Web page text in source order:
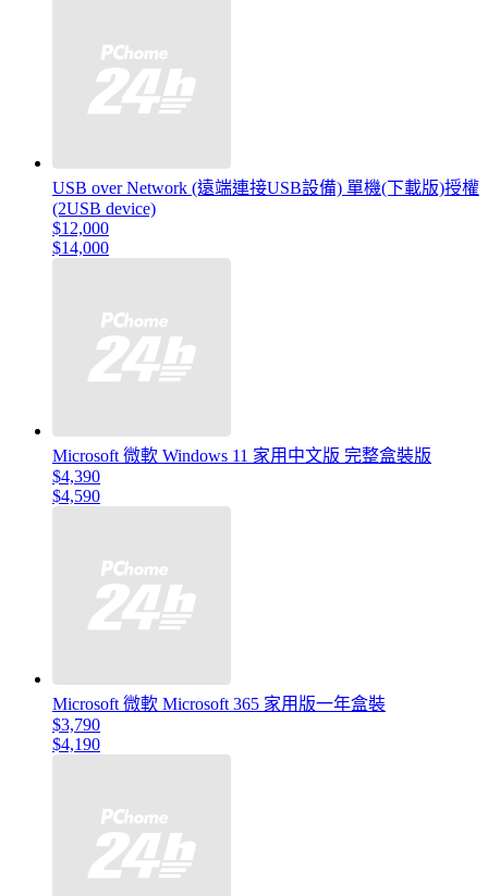
USB over Network (遠端連接USB設備) 單機(下載版)授權
(2USB device)
$12,000
$14,000
Microsoft 微軟 Windows 11 家用中文版 完整盒裝版
$4,390
$4,590
Microsoft 微軟 Microsoft 365 家用版一年盒裝
$3,790
$4,190